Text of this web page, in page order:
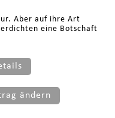
Aber auf ihre Art
eine Botschaft
ändern